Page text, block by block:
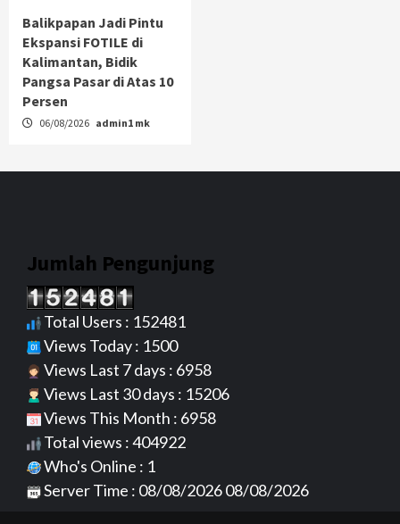
Balikpapan Jadi Pintu
Ekspansi FOTILE di
Kalimantan, Bidik
Pangsa Pasar di Atas 10
Persen
06/08/2026 admin1 mk
Jumlah Pengunjung
Total Users : 152481
Views Today : 1500
Views Last 7 days : 6958
Views Last 30 days : 15206
Views This Month : 6958
Total views : 404922
Who's Online : 1
Server Time : 08/08/2026 08/08/2026